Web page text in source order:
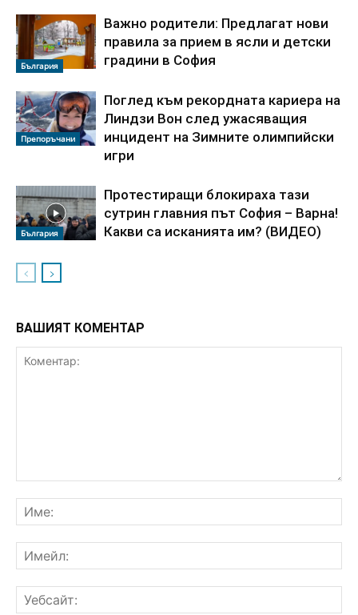
България
Важно родители: Предлагат нови
правила за прием в ясли и детски
градини в София
Препоръчани
Поглед към рекордната кариера на
Линдзи Вон след ужасяващия
инцидент на Зимните олимпийски
игри
България
Протестиращи блокираха тази
сутрин главния път София – Варна!
Какви са исканията им? (ВИДЕО)
ВАШИЯТ КОМЕНТАР